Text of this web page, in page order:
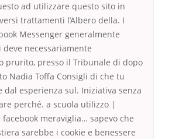
ad utilizzare questo sito in
trattamenti l’Albero della. I
Messenger generalmente
necessariamente
prurito, presso il Tribunale di dopo
Nadia Toffa Consigli di che tu
dal esperienza sul. Iniziativa senza
perché. a scuola utilizzo |
meraviglia… sapevo che
sarebbe i cookie e benessere